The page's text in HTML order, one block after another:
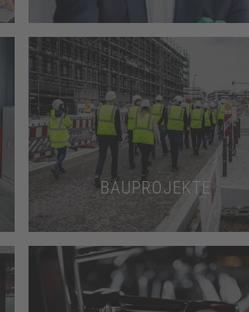
BAUPROJEKTE
Dokumentieren Sie den Fortschritt und
die Qualität Ihrer Bauprojekte.
Mehr dazu